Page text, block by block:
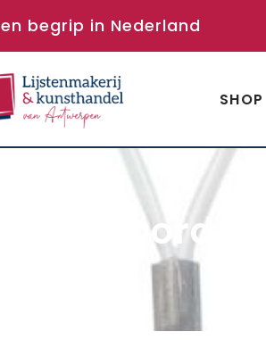
begrip in Nederland
SHOP
koord